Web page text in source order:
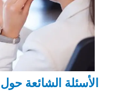
الأسئلة الشائعة